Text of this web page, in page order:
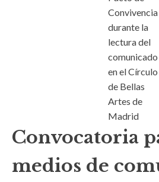
Convivencia
durante la
lectura del
comunicado
en el Círculo
de Bellas
Artes de
Madrid
Convocatoria
medios de